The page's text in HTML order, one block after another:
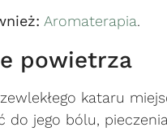
Aromaterapia.
powietrza
kataru
do jego bólu,